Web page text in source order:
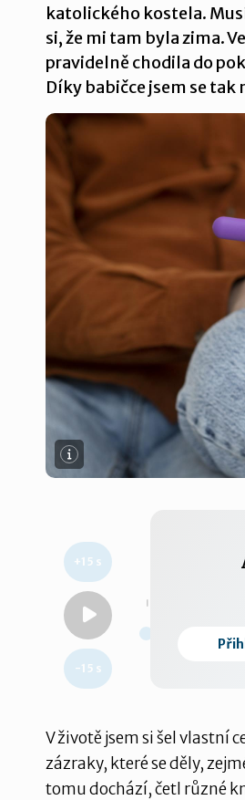
katolického kostela.
si, že mi tam byla zima.
pravidelně chodila do
Díky babičce jsem se tak
+15 s
-15 s
V životě jsem si šel vlastní
zázraky, které se děly,
tomu dochází, četl různé